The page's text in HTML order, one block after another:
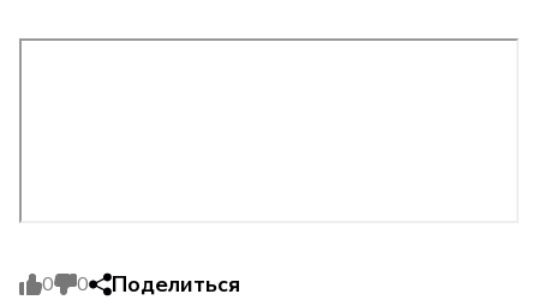
0 0 Поделиться